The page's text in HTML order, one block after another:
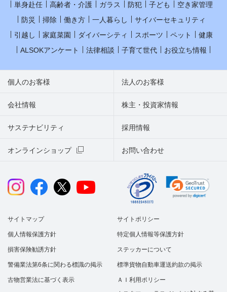
単身赴任
高齢者・介護 ガラス 防犯 子ども
空き家管理
防災
掃除 働き方 一人暮らし
サイバーセキュリティ
引越し
家庭菜園 ダイバーシティ スポーツ ペット
健康
ALSOKアンケート
法律相談 子育て世代 お役立ち情報
個人のお客様 法人のお客様
会社情報 株主・投資家情報
サステナビリティ
オンラインショップ お問い合わせ
採用情報
サイトマップ サイトポリシー
個人情報保護方針 特定個人情報等保護方針
損害保険勧誘方針 ステッカーについて
警備業法第6条に関わる標識の掲示 標準貨物自動車運送約款の掲示
古物営業法に基づく表示 ＡＩ利用ポリシー